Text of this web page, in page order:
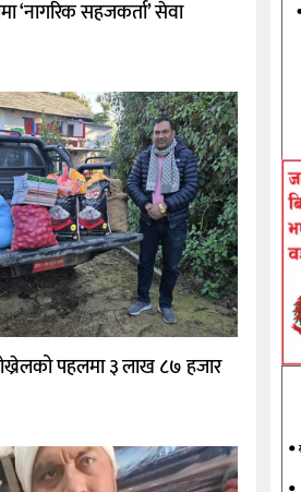
‘नागरिक सहजकर्ता’ सेवा
पहलमा ३ लाख ८७ हजार